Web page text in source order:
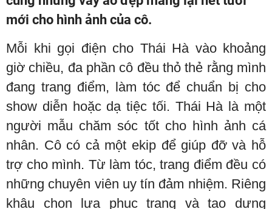
mới cho hình ảnh của cô.
Mỗi khi gọi điện cho Thái Hà vào khoảng
giờ chiều, đa phần cô đều thỏ thẻ rằng mình
đang trang điểm, làm tóc để chuẩn bị cho
show diễn hoặc dạ tiệc tối. Thái Hà là một
người mẫu chăm sóc tốt cho hình ảnh cá
nhân. Cô có cả một ekip để giúp đỡ và hỗ
trợ cho mình. Từ làm tóc, trang điểm đều có
những chuyên viên uy tín đảm nhiệm. Riêng
khâu chọn lựa phục trang và tạo dựng